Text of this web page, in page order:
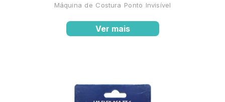
Máquina de Costura Ponto Invisível
Ver mais